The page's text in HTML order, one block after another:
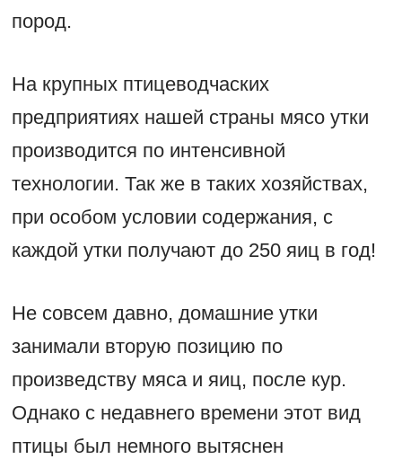
пород.
На крупных птицеводчаских
предприятиях нашей страны мясо утки
производится по интенсивной
технологии. Так же в таких хозяйствах,
при особом условии содержания, с
каждой утки получают до 250 яиц в год!
Не совсем давно, домашние утки
занимали вторую позицию по
произведству мяса и яиц, после кур.
Однако с недавнего времени этот вид
птицы был немного вытяснен